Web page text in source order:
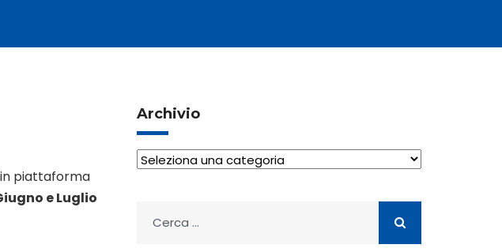
in piattaforma
e Luglio
Archivio
Archivio
per: